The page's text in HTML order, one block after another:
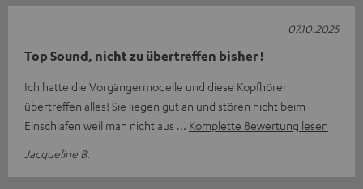
Top Sound, nicht zu übertreffen bisher !
Ich hatte die Vorgängermodelle und diese Kopfhörer
übertreffen alles! Sie liegen gut an und stören nicht beim
Einschlafen weil man nicht aus
Komplette Bewertung lesen
Jacqueline B.
07.10.2025